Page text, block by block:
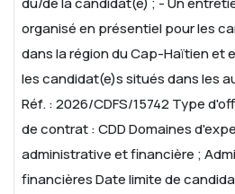
organisé en présentiel pour les
dans la région du Cap-Haïtien et
les candidat(e)s situés dans les
Réf. : 2026/CDFS/15742Type
de contrat : CDDDomaines
administrative et financière ;
financièresDate limite de